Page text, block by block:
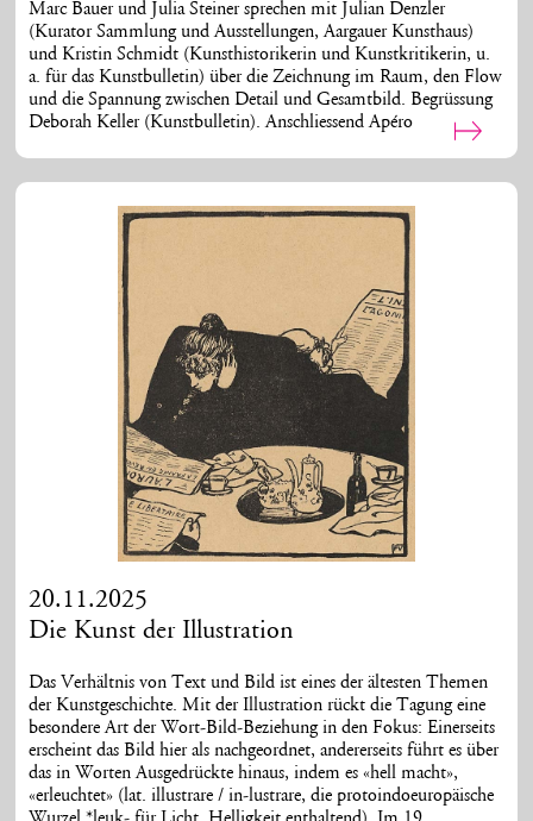
Marc Bauer und Julia Steiner sprechen mit Julian Denzler
(Kurator Sammlung und Ausstellungen, Aargauer Kunsthaus)
und Kristin Schmidt (Kunsthistorikerin und Kunstkritikerin, u.
a. für das Kunstbulletin) über die Zeichnung im Raum, den Flow
und die Spannung zwischen Detail und Gesamtbild. Begrüssung
Deborah Keller (Kunstbulletin). Anschliessend Apéro
20.11.2025
Die Kunst der Illustration
Das Verhältnis von Text und Bild ist eines der ältesten Themen
der Kunstgeschichte. Mit der Illustration rückt die Tagung eine
besondere Art der Wort-Bild-Beziehung in den Fokus: Einerseits
erscheint das Bild hier als nachgeordnet, andererseits führt es über
das in Worten Ausgedrückte hinaus, indem es «hell macht»,
«erleuchtet» (lat. illustrare / in-lustrare, die protoindoeuropäische